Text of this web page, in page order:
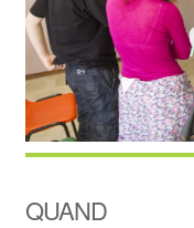
QUAND